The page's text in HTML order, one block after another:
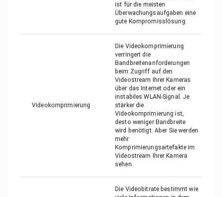
ist für die meisten
Überwachungsaufgaben eine
gute Kompromisslösung.
Videokomprimierung
Die Videokomprimierung
verringert die
Bandbreitenanforderungen
beim Zugriff auf den
Videostream Ihrer Kameras
über das Internet oder ein
instabiles WLAN-Signal. Je
stärker die
Videokomprimierung ist,
desto weniger Bandbreite
wird benötigt. Aber Sie werden
mehr
Komprimierungsartefakte im
Videostream Ihrer Kamera
sehen.
Die Videobitrate bestimmt wie